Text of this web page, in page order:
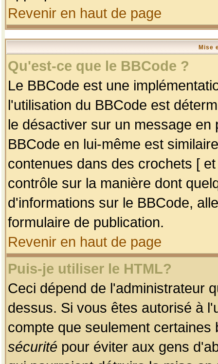
Revenir en haut de page
Mise
Qu'est-ce que le BBCode ?
Le BBCode est une
l'utilisation du BBCode est
le désactiver sur un message
BBCode en lui-même est
contenues dans des crochets [
contrôle sur la manière dont
d'informations sur le BBCode,
formulaire de publication.
Revenir en haut de page
Puis-je utiliser le HTML?
Ceci dépend de l'administrateur
dessus. Si vous êtes autorisé à
compte que seulement
sécurité pour éviter aux gens